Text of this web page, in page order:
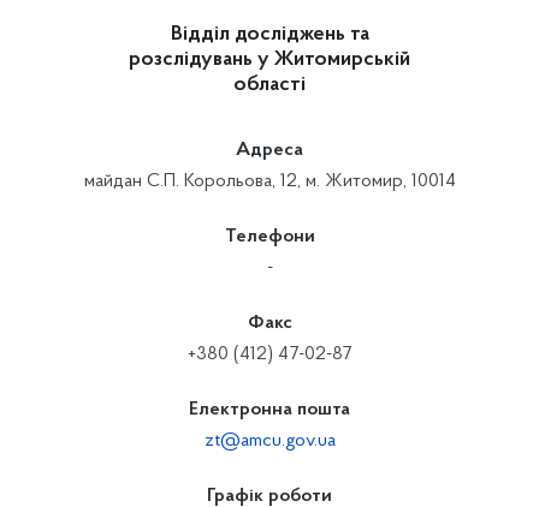
Відділ досліджень та
розслідувань у Житомирській
області
Адреса
майдан С.П. Корольова, 12, м. Житомир, 10014
Телефони
-
Факс
+380 (412) 47-02-87
Електронна пошта
zt@amcu.gov.ua
Графік роботи